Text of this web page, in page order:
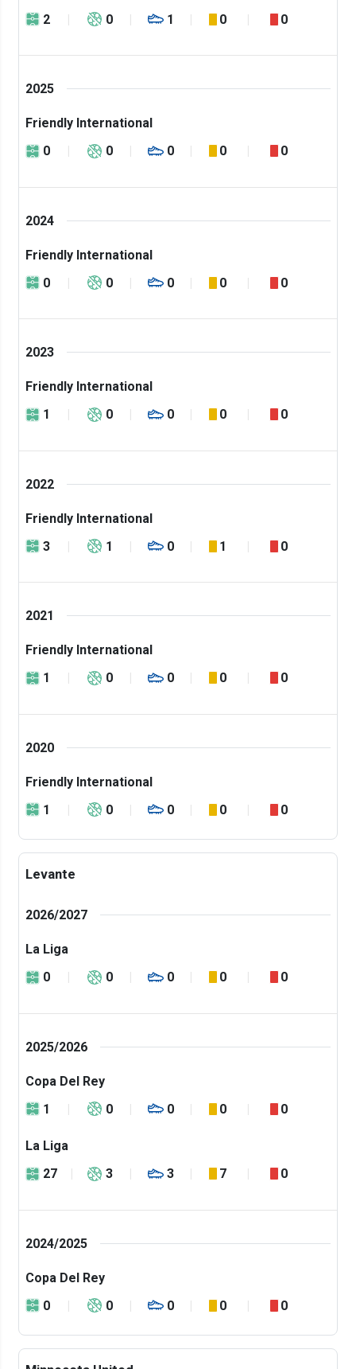
2
0 1 0 0
2025
Friendly International
0
0 0 0 0
2024
Friendly International
0
0 0 0 0
2023
Friendly International
1
0 0 0 0
2022
Friendly International
3
1 0 1 0
2021
Friendly International
1
0 0 0 0
2020
Friendly International
1
0 0 0 0
Levante
2026/2027
La Liga
0
0 0 0 0
2025/2026
Copa Del Rey
1
0 0 0 0
La Liga
27
3 3 7 0
2024/2025
Copa Del Rey
0
0 0 0 0